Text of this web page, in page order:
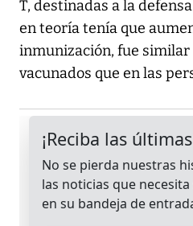
T, destinadas a la
en teoría tenía que
inmunización, fue similar
vacunados que en las